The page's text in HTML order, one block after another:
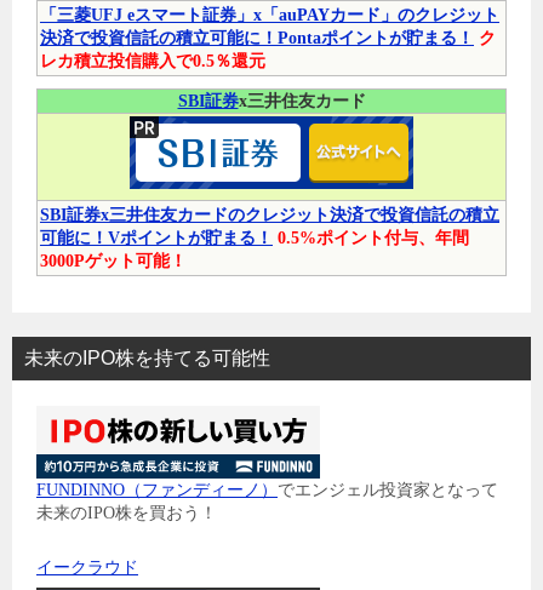
「三菱UFJ eスマート証券」x「auPAYカード」のクレジット
決済で投資信託の積立可能に！Pontaポイントが貯まる！
ク
レカ積立投信購入で0.5％還元
SBI証券x三井住友カード
SBI証券x三井住友カードのクレジット決済で投資信託の積立
可能に！Vポイントが貯まる！ 0.5%ポイント付与、年間
3000Pゲット可能！
未来のIPO株を持てる可能性
FUNDINNO（ファンディーノ） でエンジェル投資家となって
未来のIPO株を買おう！
イークラウド